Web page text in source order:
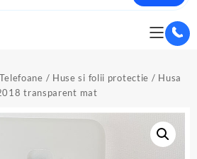
/ Huse si folii protectie / Husa
transparent mat